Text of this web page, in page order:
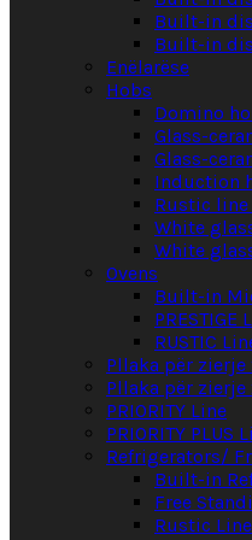
Built-in
Built-in
Enëlarëse
Hobs
Domino
Glass-
Glass-
Induction
Rustic line
White
White
Ovens
Built-in
PRESTIGE
RUSTIC
Pllaka për
Pllaka për
PRIORITY Line
PRIORITY PLUS
Refrigerators/
Built-in
Free
Rustic Line